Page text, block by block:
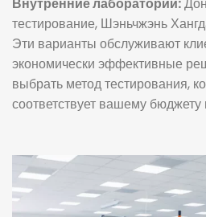
Внутренние лаборатории:
тестирование, Шэньчжэнь
Эти варианты обслуживают
экономически эффективные
выбрать метод тестирования,
соответствует вашему